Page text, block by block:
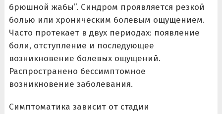
брюшной жабы”. Синдром проявляется резкой
болью или хроническим болевым ощущением.
Часто протекает в двух периодах: появление
боли, отступление и последующее
возникновение болевых ощущений.
Распространено бессимптомное
возникновение заболевания.
Симптоматика зависит от стадии